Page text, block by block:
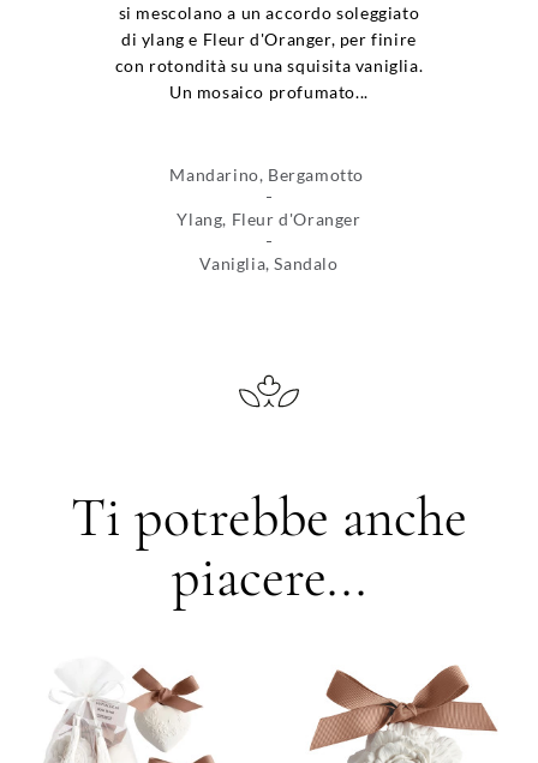
si mescolano a un accordo soleggiato
di ylang e Fleur d'Oranger, per finire
con rotondità su una squisita vaniglia.
Un mosaico profumato...
Mandarino, Bergamotto
Ylang, Fleur d'Oranger
Vaniglia, Sandalo
Ti potrebbe anche
piacere...